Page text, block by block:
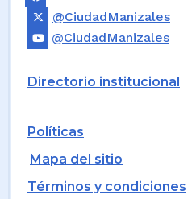
@CiudadManizales
@CiudadManizales
Directorio institucional
Políticas
Mapa del sitio
Términos y condiciones